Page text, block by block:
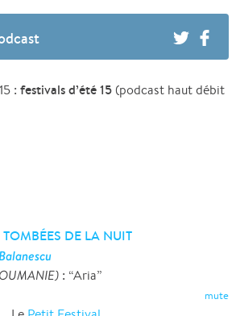
: festivals d’été 15(podcast haut débit
TOMBÉES DE LA NUIT
Balanescu
: “Aria”
mute